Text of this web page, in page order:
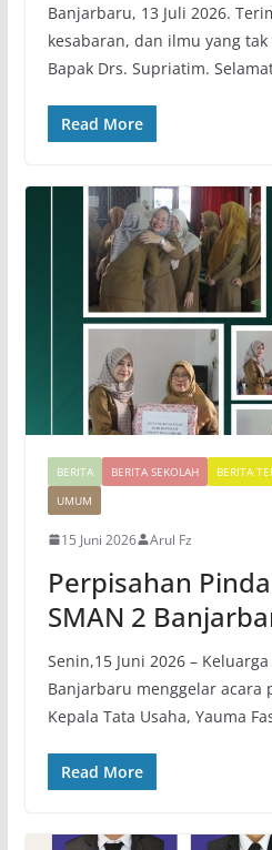
Banjarbaru, 13 Juli 2026.
kesabaran, dan ilmu yang
Bapak Drs. Supriatim.
Read More
BERITA BERITA SEKOLAH BERITA
UMUM
15 Juni 2026 Arul Fz
Perpisahan
SMAN 2
Senin,15 Juni 2026 –
Banjarbaru menggelar acara
Kepala Tata Usaha, Yauma
Read More